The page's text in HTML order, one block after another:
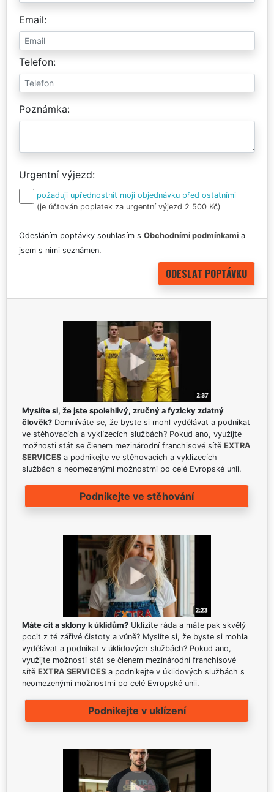
Email
Telefon
Poznámka
Urgentní výjezd
požaduji upřednostnit moji objednávku před ostatními
(je účtován poplatek za urgentní výjezd 2 500 Kč)
Odesláním poptávky souhlasím s Obchodními podmínkami a
jsem s nimi seznámen.
Myslíte si, že jste spolehlivý, zručný a fyzicky zdatný
člověk? Domníváte se, že byste si mohl vydělávat a podnikat
ve stěhovacích a vyklízecích službách? Pokud ano, využijte
možnosti stát se členem mezinárodní franchisové sítě EXTRA
SERVICES a podnikejte ve stěhovacích a vyklízecích
službách s neomezenými možnostmi po celé Evropské unii.
Podnikejte ve stěhování
Máte cit a sklony k úklidům? Uklízíte ráda a máte pak skvělý
pocit z té zářivé čistoty a vůně? Myslíte si, že byste si mohla
vydělávat a podnikat v úklidových službách? Pokud ano,
využijte možnosti stát se členem mezinárodní franchisové
sítě EXTRA SERVICES a podnikejte v úklidových službách s
neomezenými možnostmi po celé Evropské unii.
Podnikejte v uklízení